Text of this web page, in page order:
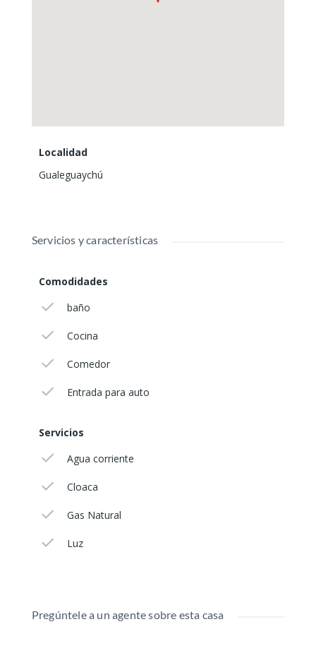
Localidad
Gualeguaychú
Servicios y características
Comodidades
baño
Cocina
Comedor
Entrada para auto
Servicios
Agua corriente
Cloaca
Gas Natural
Luz
Pregúntele a un agente sobre esta casa